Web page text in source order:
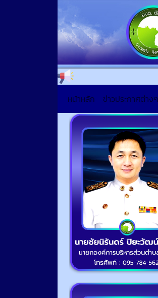
หน้าหลัก ข่าวประกาศต่างๆ